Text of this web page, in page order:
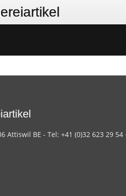
Attiswil BE - Tel: +41 (0)32 623 29 54